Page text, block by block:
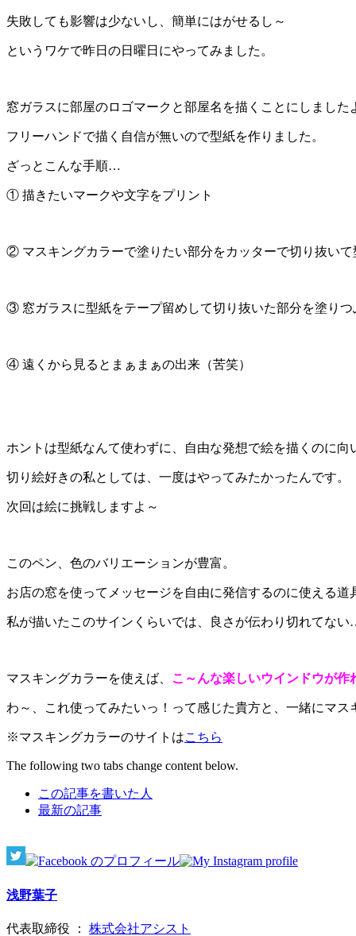
失敗しても影響は少ないし、簡単にはがせるし～
というワケで昨日の日曜日にやってみました。
窓ガラスに部屋のロゴマークと部屋名を描くことにしました
フリーハンドで描く自信が無いので型紙を作りました。
ざっとこんな手順…
① 描きたいマークや文字をプリント
② マスキングカラーで塗りたい部分をカッターで切り抜いて
③ 窓ガラスに型紙をテープ留めして切り抜いた部分を塗りつ
④ 遠くから見るとまぁまぁの出来（苦笑）
ホントは型紙なんて使わずに、自由な発想で絵を描くのに向
切り絵好きの私としては、一度はやってみたかったんです。
次回は絵に挑戦しますよ～
このペン、色のバリエーションが豊富。
お店の窓を使ってメッセージを自由に発信するのに使える道
私が描いたこのサインくらいでは、良さが伝わり切れてない
マスキングカラーを使えば、 こ～んな楽しいウインドウが作
わ～、これ使ってみたいっ！って感じた貴方と、一緒にマス
※マスキングカラーのサイトはこちら
The following two tabs change content below.
この記事を書いた人
最新の記事
浅野葉子
代表取締役 ： 株式会社アシスト